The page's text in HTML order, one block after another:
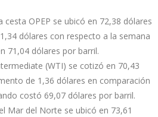
cesta OPEP se ubicó en 72,38 dólares
dólares con respecto a la semana
71,04 dólares por barril.
(WTI) se cotizó en 70,43
de 1,36 dólares en comparación
costó 69,07 dólares por barril.
Mar del Norte se ubicó en 73,61